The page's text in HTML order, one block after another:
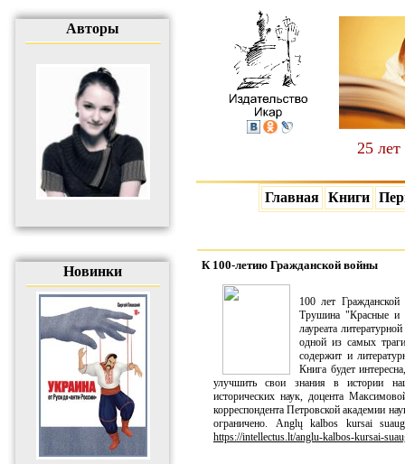
Авторы
Новинки
25
Главная Книги
К 100-летию Гражданской войны
100 лет
Трушина "Красные и
лауреата
одной из самых
содержит и
Книга будет
улучшить свои знания в истории
исторических наук, доцента
корреспондента Петровской академии
ограничено. Anglų kalbos kursai
https://intellectus.lt/anglu-kalbos-kursai-